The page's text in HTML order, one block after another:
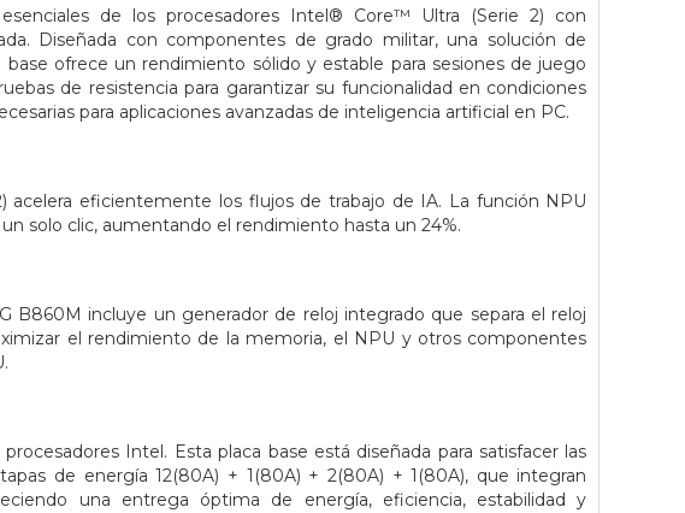
de los procesadores Intel® Core™ Ultra (Serie 2) con
Diseñada con componentes de grado militar, una solución de
ofrece un rendimiento sólido y estable para sesiones de juego
de resistencia para garantizar su funcionalidad en condiciones
para aplicaciones avanzadas de inteligencia artificial en PC.
eficientemente los flujos de trabajo de IA. La función NPU
solo clic, aumentando el rendimiento hasta un 24%.
B860M incluye un generador de reloj integrado que separa el reloj
el rendimiento de la memoria, el NPU y otros componentes
Intel. Esta placa base está diseñada para satisfacer las
de energía 12(80A) + 1(80A) + 2(80A) + 1(80A), que integran
una entrega óptima de energía, eficiencia, estabilidad y